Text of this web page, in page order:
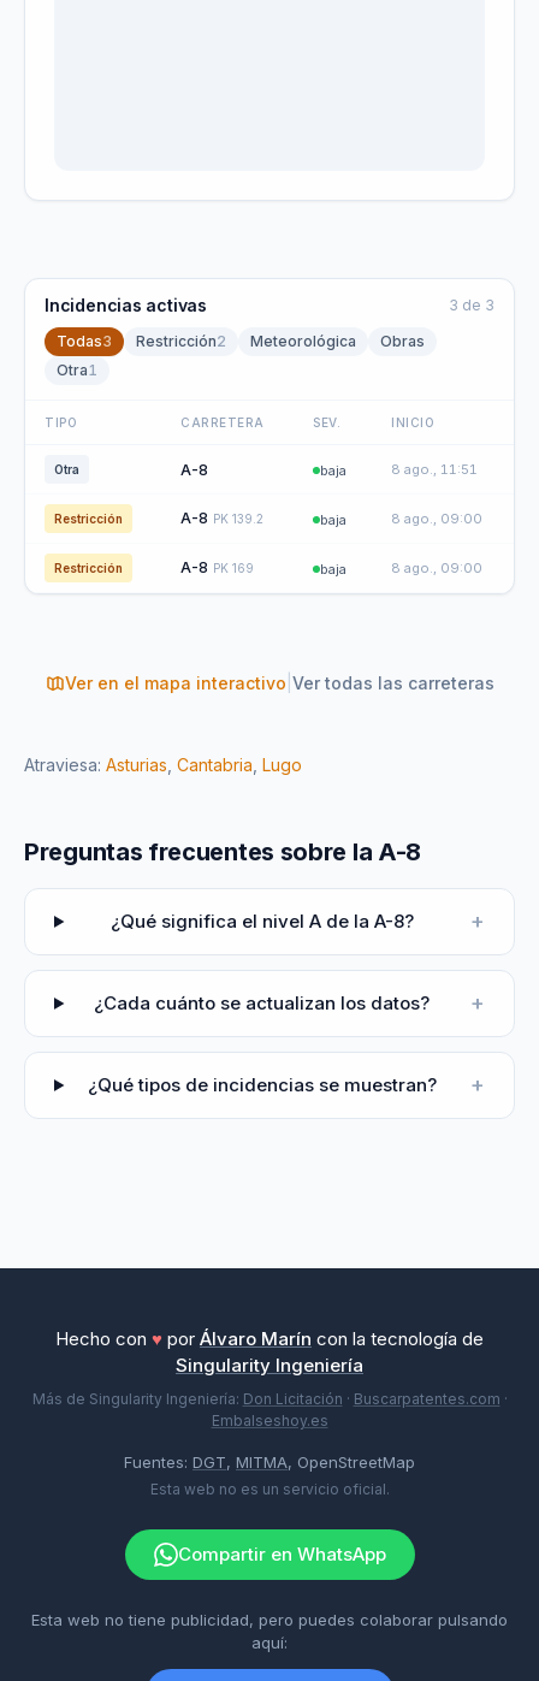
Incidencias activas 3 de 3
Todas3 Restricción2 Meteorológica
Obras
Otra1
TIPO CARRETERA SEV. INICIO
Otra A-8 baja 8 ago., 11:51
Restricción A-8 PK 139.2 baja 8 ago., 09:00
Restricción A-8 PK 169 baja 8 ago., 09:00
Ver en el mapa interactivo Ver todas las carreteras
Atraviesa: Asturias Cantabria Lugo
Preguntas frecuentes sobre la A-8
¿Qué significa el nivel A de la A-8? +
¿Cada cuánto se actualizan los datos? +
¿Qué tipos de incidencias se muestran? +
Hecho con ♥ por Álvaro Marín con la tecnología de
Singularity Ingeniería
Más de Singularity Ingeniería: Don Licitación · Buscarpatentes.com ·
Embalseshoy.es
Fuentes: DGT, MITMA, OpenStreetMap
Esta web no es un servicio oficial.
Compartir en WhatsApp
Esta web no tiene publicidad, pero puedes colaborar pulsando
aquí: